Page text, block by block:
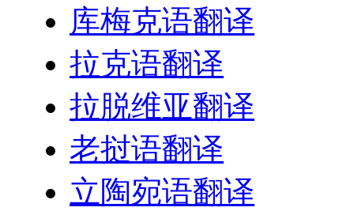
库梅克语翻译
拉克语翻译
拉脱维亚翻译
老挝语翻译
立陶宛语翻译